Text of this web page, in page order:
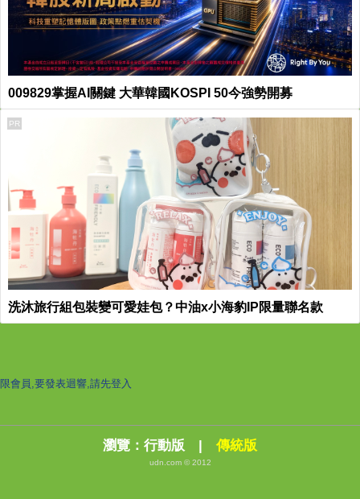
009829掌握AI關鍵 大華韓國KOSPI 50今強勢開募
洗沐旅行組包裝變可愛娃包？中油x小海豹IP限量聯名款
PR
限會員,要發表迴響,請先登入
瀏覽： 行動版 傳統版
udn.com © 2012